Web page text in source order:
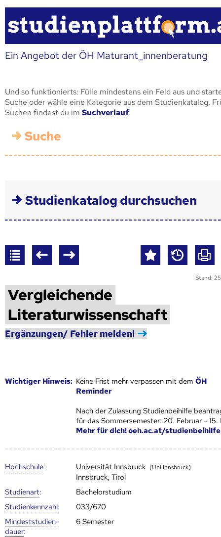
Ein Angebot der ÖH Maturant_innenberatung
Und so funktionierts: Fülle mindestens ein Feld aus und
Suche oder wähle eine Kategorie aus dem Studienkatalog.
Suchen findest du im Suchverlauf.
Suche
Studienkatalog durchsuchen
Stand:
Vergleichende
Literaturwissenschaft
Ergänzungen/ Fehler melden!
Wich­ti­ger Hin­weis: Keine Frist mehr verpassen mit demÖH
Reminder
Nach der Zulassung Studienbeihilfe
für das Sommersemester: 20. Februar - 15.
Mehr für dich! oeh.ac.at/studienbeihilfe
Hoch­schule: Universität Innsbruck (Uni Innsbruck)
Innsbruck, Tirol
Studienart:
Bachelorstudium
Studien­kenn­zahl:
033/670
Mindest­studien­
dauer:
6 Semester